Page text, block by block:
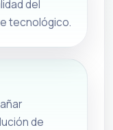
del
tecnológico.
de